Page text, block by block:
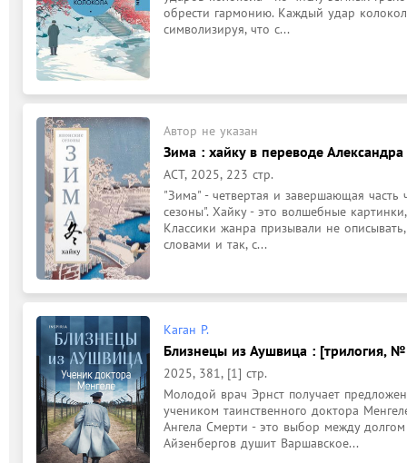
обрести гармонию. Каждый удар
символизируя, что с...
Автор не указан
Зима : хайку в переводе
АСТ, 2025, 223 стр.
"Зима" - четвертая и завершающая
сезоны". Хайку - это волшебные
Классики жанра призывали не
словами и так, с...
Каган Р.
Близнецы из Аушвица : [трилогия,
2025, 381, [1] стр.
Молодой врач Эрнст получает
учеником таинственного доктора
Ангела Смерти - это выбор между
Айзенбергов душит Варшавское...